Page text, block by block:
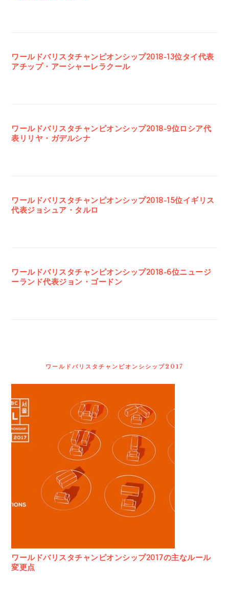
ワールドバリスタチャンピオンシップ2018-13位タイ代表
アチップ・アーシャーレラクール
ワールドバリスタチャンピオンシップ2018-9位ロシア代
表リリヤ・ガデルシナ
ワールドバリスタチャンピオンシップ2018-15位イギリス
代表ジョシュア・タルロ
ワールドバリスタチャンピオンシップ2018-6位ニュージ
ーランド代表ジョン・ゴードン
ワールドバリスタチャンピオンシシップ2017
ワールドバリスタチャンピオンシップ2017の主なルール
変更点